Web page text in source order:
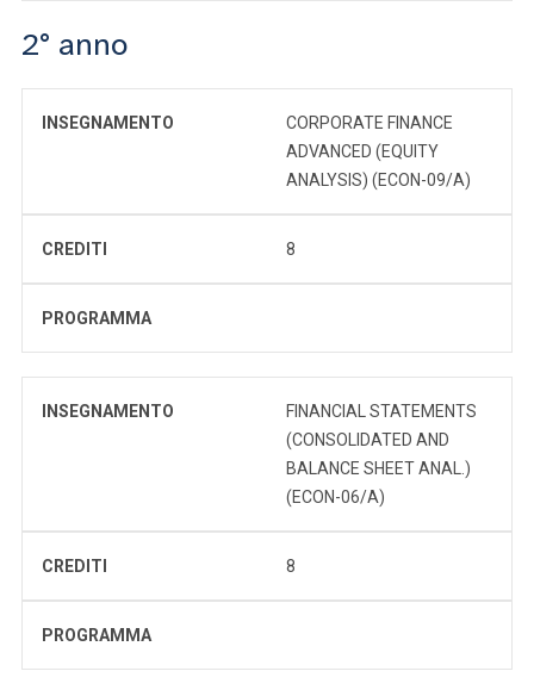
2° anno
INSEGNAMENTO
CORPORATE FINANCE
ADVANCED (EQUITY
ANALYSIS) (ECON-09/A)
CREDITI 8
PROGRAMMA
INSEGNAMENTO
FINANCIAL STATEMENTS
(CONSOLIDATED AND
BALANCE SHEET ANAL.)
(ECON-06/A)
CREDITI 8
PROGRAMMA